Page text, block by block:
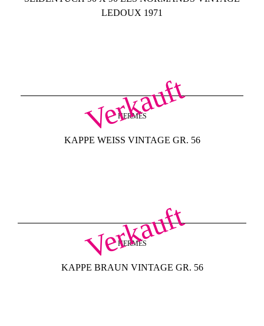
LEDOUX 1971
Verkauft
HERMÈS
KAPPE WEISS VINTAGE GR. 56
Verkauft
HERMÈS
KAPPE BRAUN VINTAGE GR. 56